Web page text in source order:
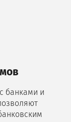
банками и